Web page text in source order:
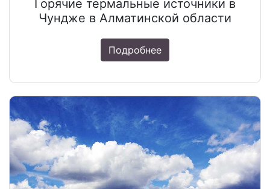
Горячие термальные источники в
Чундже в Алматинской области
Подробнее